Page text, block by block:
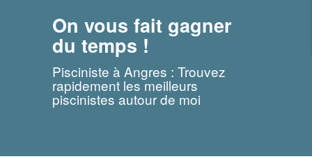
On vous fait gagner
du temps !
Pisciniste à Angres : Trouvez
rapidement les meilleurs
piscinistes autour de moi